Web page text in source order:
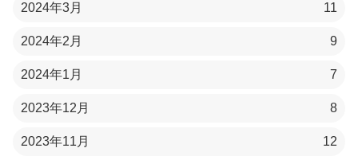
2024年3月 11
2024年2月 9
2024年1月 7
2023年12月 8
2023年11月 12